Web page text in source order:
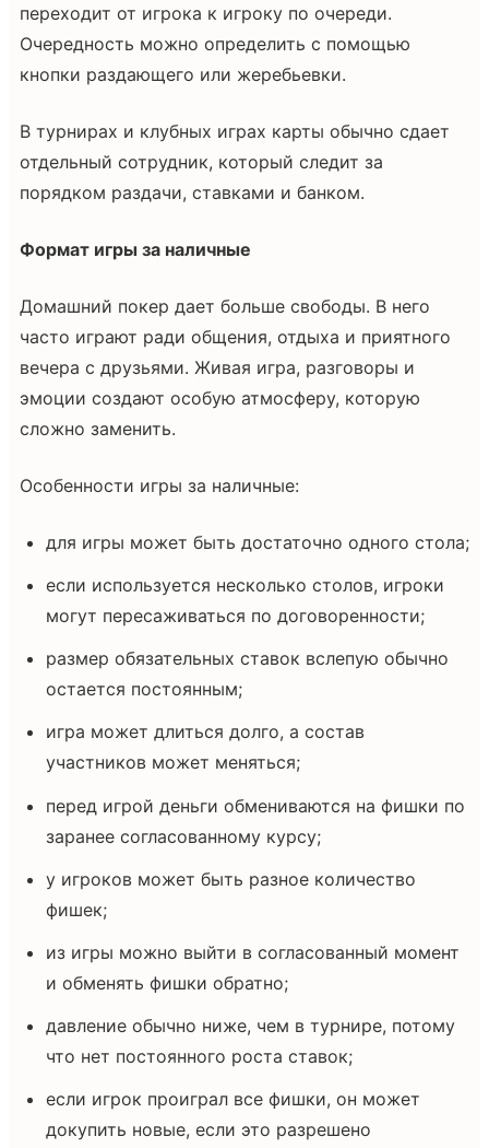
переходит от игрока к игроку по очереди.
Очередность можно определить с помощью
кнопки раздающего или жеребьевки.
В турнирах и клубных играх карты обычно сдает
отдельный сотрудник, который следит за
порядком раздачи, ставками и банком.
Формат игры за наличные
Домашний покер дает больше свободы. В него
часто играют ради общения, отдыха и приятного
вечера с друзьями. Живая игра, разговоры и
эмоции создают особую атмосферу, которую
сложно заменить.
Особенности игры за наличные:
для игры может быть достаточно одного стола;
если используется несколько столов, игроки
могут пересаживаться по договоренности;
размер обязательных ставок вслепую обычно
остается постоянным;
игра может длиться долго, а состав
участников может меняться;
перед игрой деньги обмениваются на фишки по
заранее согласованному курсу;
у игроков может быть разное количество
фишек;
из игры можно выйти в согласованный момент
и обменять фишки обратно;
давление обычно ниже, чем в турнире, потому
что нет постоянного роста ставок;
если игрок проиграл все фишки, он может
докупить новые, если это разрешено